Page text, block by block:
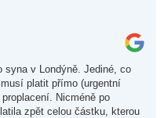
syna v Londýně. Jediné, co
platit přímo (urgentní
Nicméně po
zpět celou částku, kterou